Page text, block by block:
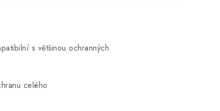
s většinou ochranných
celého